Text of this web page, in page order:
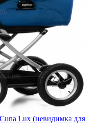
Lux (невидимка для